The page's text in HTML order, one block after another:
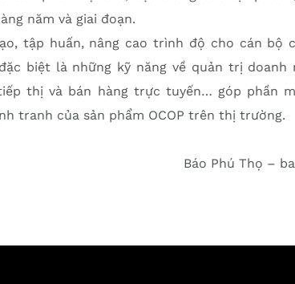
năm và giai đoạn.
tập huấn, nâng cao trình độ cho cán bộ
biệt là những kỹ năng về quản trị doanh
thị và bán hàng trực tuyến… góp phần
tranh của sản phẩm OCOP trên thị trường.
Báo Phú Thọ –